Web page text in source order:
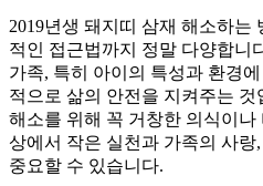
2019년생 돼지띠 삼재 해소하는
적인 접근법까지 정말 다양합니
가족, 특히 아이의 특성과 환경
적으로 삶의 안전을 지켜주는 것
해소를 위해 꼭 거창한 의식이나
상에서 작은 실천과 가족의 사랑
중요할 수 있습니다.